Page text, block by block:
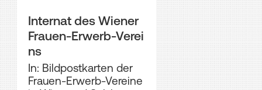
Internat des Wiener
Frauen-Erwerb-Verei
ns
In: Bildpostkarten der
Frauen-Erwerb-Vereine